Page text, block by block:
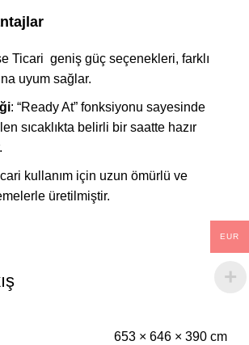
Ticari geniş güç seçenekleri, farklı
uyum sağlar.
: “Ready At” fonksiyonu sayesinde
sıcaklıkta belirli bir saatte hazır
kullanım için uzun ömürlü ve
üretilmiştir.
653 × 646 × 390 cm
EUR